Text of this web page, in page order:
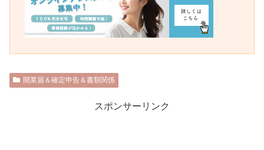
開業届＆確定申告＆書類関係
スポンサーリンク